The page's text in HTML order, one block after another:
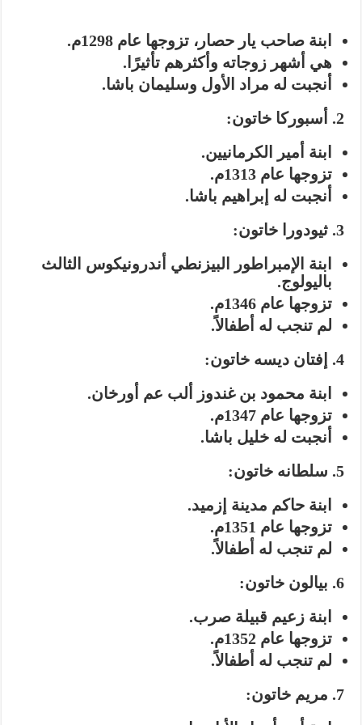
ابنة صاحب يار حصار، تزوجها عام 1298م.
هي أشهر زوجاته وأكثرهم تأثيرًا.
أنجبت له مراد الأول وسليمان باشا.
2. أسبوركا خاتون:
ابنة أمير الكرمانيين.
تزوجها عام 1313م.
أنجبت له إبراهيم باشا.
3. ثيودورا خاتون:
ابنة الإمبراطور البيزنطي أندرونيكوس الثالث
باليولوج.
تزوجها عام 1346م.
لم تنجب له أطفالاً.
4. إفتان ديسه خاتون:
ابنة محمود بن غندوز ألب عم أورخان.
تزوجها عام 1347م.
أنجبت له خليل باشا.
5. سلطانه خاتون:
ابنة حاكم مدينة إزميد.
تزوجها عام 1351م.
لم تنجب له أطفالاً.
6. بيالون خاتون:
ابنة زعيم قبيلة صرب.
تزوجها عام 1352م.
لم تنجب له أطفالاً.
7. مريم خاتون: